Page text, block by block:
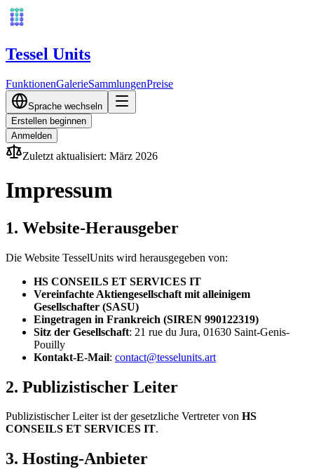
Tessel Units
FunktionenGalerieSammlungenPreise
Sprache wechseln
Erstellen beginnen
Anmelden
Zuletzt aktualisiert: März 2026
Impressum
1. Website-Herausgeber
Die Website TesselUnits wird herausgegeben von:
HS CONSEILS ET SERVICES IT
Vereinfachte Aktiengesellschaft mit alleinigem
Gesellschafter (SASU)
Eingetragen in Frankreich (SIREN 990122319)
Sitz der Gesellschaft: 21 rue du Jura, 01630 Saint-Genis-
Pouilly
Kontakt-E-Mail: contact@tesselunits.art
2. Publizistischer Leiter
Publizistischer Leiter ist der gesetzliche Vertreter von HS
CONSEILS ET SERVICES IT.
3. Hosting-Anbieter